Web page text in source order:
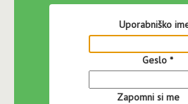
Uporabniško
Geslo *
Zapomni si me